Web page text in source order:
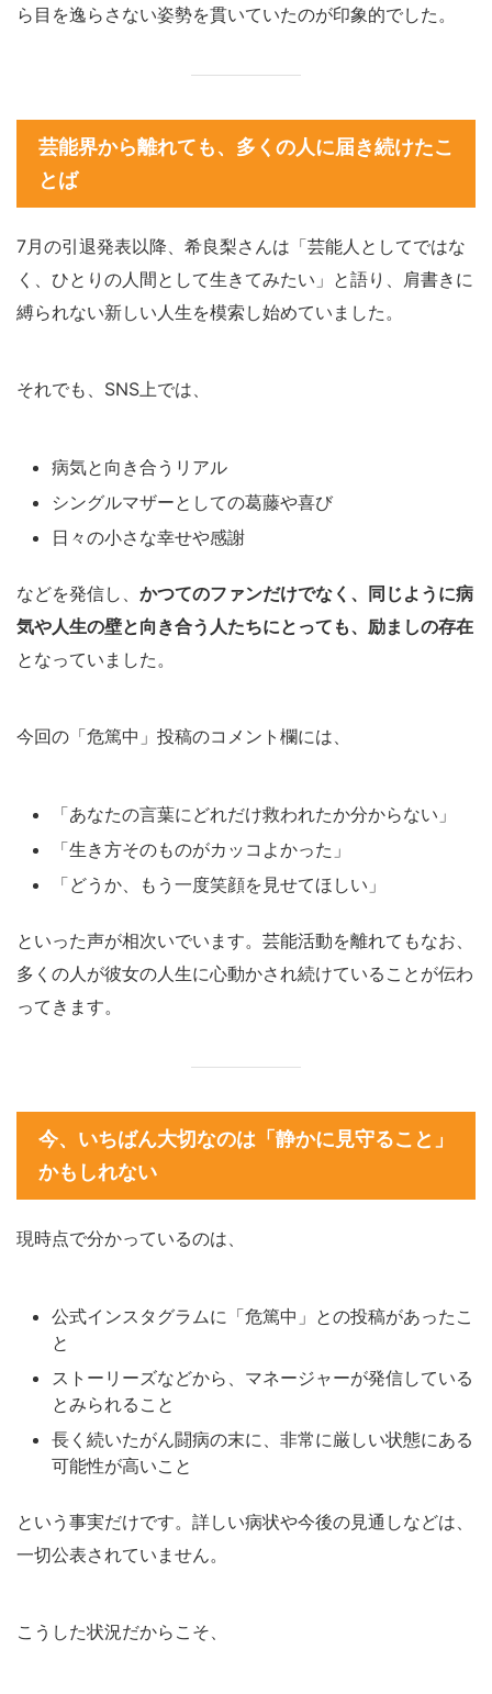
ら目を逸らさない姿勢を貫いていたのが印象的でした。
芸能界から離れても、多くの人に届き続けたこ
とば
7月の引退発表以降、希良梨さんは「芸能人としてではな
く、ひとりの人間として生きてみたい」と語り、肩書きに
縛られない新しい人生を模索し始めていました。
それでも、SNS上では、
病気と向き合うリアル
シングルマザーとしての葛藤や喜び
日々の小さな幸せや感謝
などを発信し、 かつてのファンだけでなく、同じように病
気や人生の壁と向き合う人たちにとっても、励ましの存在
となっていました。
今回の「危篤中」投稿のコメント欄には、
「あなたの言葉にどれだけ救われたか分からない」
「生き方そのものがカッコよかった」
「どうか、もう一度笑顔を見せてほしい」
といった声が相次いでいます。芸能活動を離れてもなお、
多くの人が彼女の人生に心動かされ続けていることが伝わ
ってきます。
今、いちばん大切なのは「静かに見守ること」
かもしれない
現時点で分かっているのは、
公式インスタグラムに「危篤中」との投稿があったこ
と
ストーリーズなどから、マネージャーが発信している
とみられること
長く続いたがん闘病の末に、非常に厳しい状態にある
可能性が高いこと
という事実だけです。詳しい病状や今後の見通しなどは、
一切公表されていません。
こうした状況だからこそ、